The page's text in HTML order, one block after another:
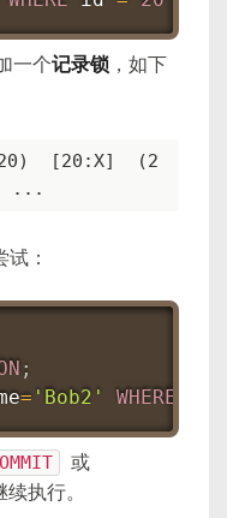
一个记录锁 ，如下
[20:X]  (2
...
：
;
= 'Bob2' WHERE
或
执行。